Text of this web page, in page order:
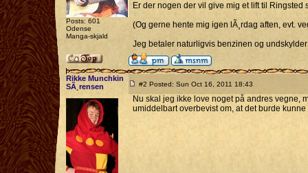
Posts: 601
Odense
Manga-skjald
Er der nogen der vil give mig et lift til Ringsted
(Og gerne hente mig igen lÃ¸rdag aften, evt.
Jeg betaler naturligvis benzinen og undskylder
Rikke Munchkin
SÃ¸rensen
#2 Posted: Sun Oct 16, 2011 18:43
Nu skal jeg ikke love noget på andres vegne,
umiddelbart overbevist om, at det burde